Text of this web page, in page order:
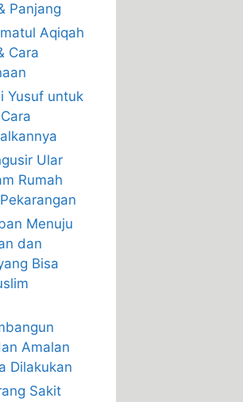
Panjang
Aqiqah
Cara
Yusuf untuk
Ular
Rumah
Menuju
dan
Bisa
Amalan
Dilakukan
Sakit